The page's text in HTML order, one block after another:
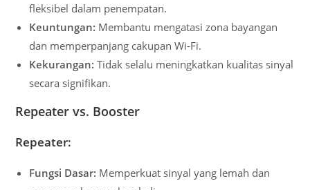
fleksibel dalam penempatan.
Keuntungan: Membantu mengatasi zona bayangan
dan memperpanjang cakupan Wi-Fi.
Kekurangan: Tidak selalu meningkatkan kualitas sinyal
secara signifikan.
Repeater vs. Booster
Repeater:
Fungsi Dasar: Memperkuat sinyal yang lemah dan